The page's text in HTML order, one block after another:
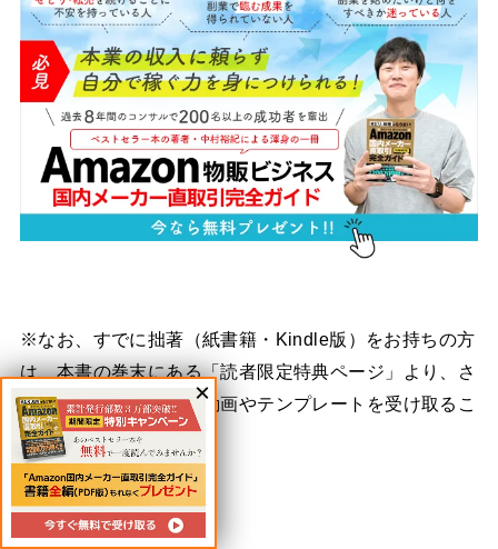
※なお、すでに拙著（紙書籍・Kindle版）をお持ちの方
は、本書の巻末にある「読者限定特典ページ」より、さ
らに実践的なセミナー動画やテンプレートを受け取るこ
とができます※